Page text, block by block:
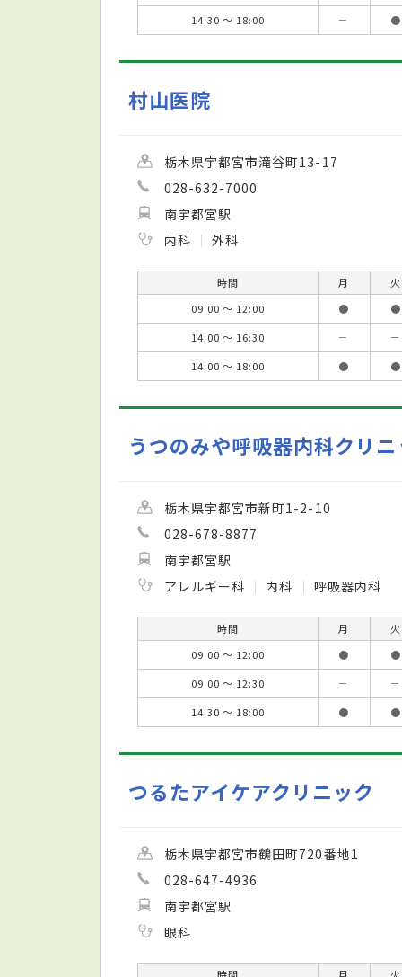
14:30 ～ 18:00
－ ●
村山医院
栃木県宇都宮市滝谷町13-17
028-632-7000
南宇都宮駅
内科
外科
時間 月 火
09:00 ～ 12:00
● ●
14:00 ～ 16:30
－ －
14:00 ～ 18:00
● ●
うつのみや呼吸器内科クリニ
栃木県宇都宮市新町1-2-10
028-678-8877
南宇都宮駅
アレルギー科
内科 呼吸器内科
時間 月 火
09:00 ～ 12:00
● ●
09:00 ～ 12:30
－ －
14:30 ～ 18:00
● ●
つるたアイケアクリニック
栃木県宇都宮市鶴田町720番地1
028-647-4936
南宇都宮駅
眼科